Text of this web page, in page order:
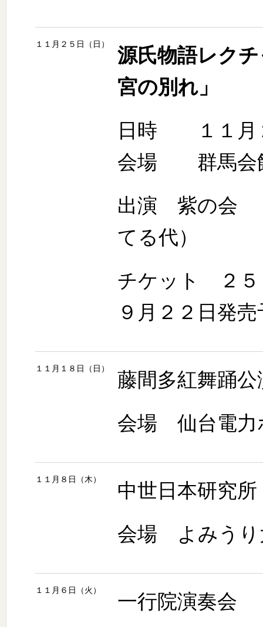
１１月２５日（日）
源氏物語レク
宮の別れ」
日時 １１月
会場 群馬会
出演 紫の会
てる代）
チケット ２５
９月２２日発
１１月１８日（日）
藤間多紅舞踊公
会場 仙台電力
１１月８日（木）
中世日本研究
会場 よみうり
１１月６日（火） 一行院演奏会